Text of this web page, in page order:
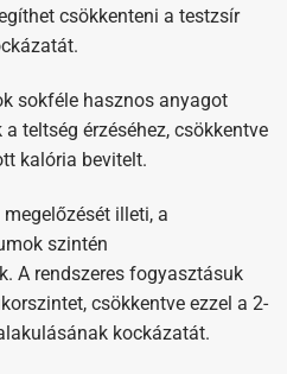
csökkenteni a testzsír
sokféle hasznos anyagot
teltség érzéséhez, csökkentve
kalória bevitelt.
illeti, a
szintén
A rendszeres fogyasztásuk
csökkentve ezzel a 2-
kockázatát.